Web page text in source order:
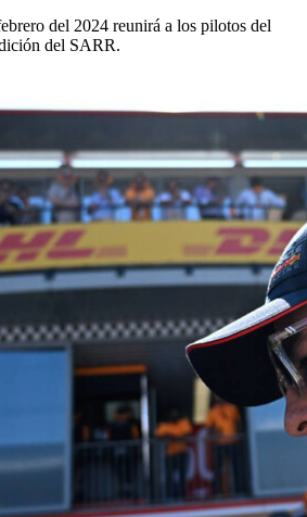
del 2024 reunirá a los pilotos del
del SARR.